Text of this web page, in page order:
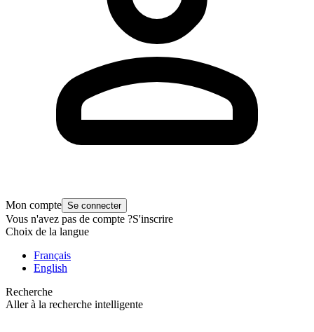
Mon compte Se connecter
Vous n'avez pas de compte ?S'inscrire
Choix de la langue
Français
English
Recherche
Aller à la recherche intelligente